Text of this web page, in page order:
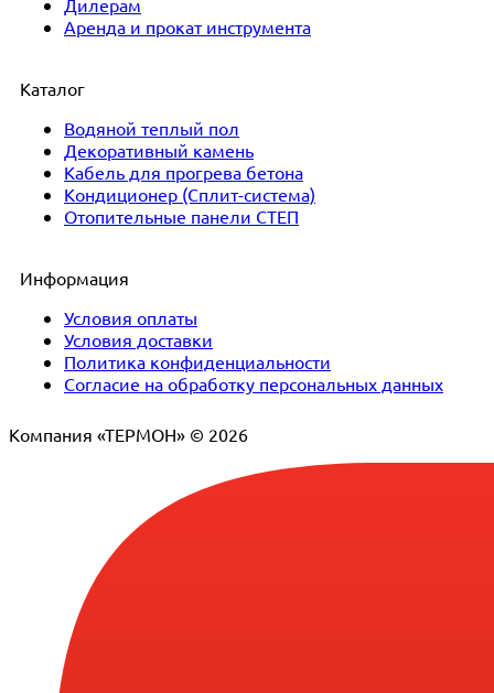
Дилерам
Аренда и прокат инструмента
Каталог
Водяной теплый пол
Декоративный камень
Кабель для прогрева бетона
Кондиционер (Сплит-система)
Отопительные панели СТЕП
Информация
Условия оплаты
Условия доставки
Политика конфиденциальности
Согласие на обработку персональных данных
Компания «ТЕРМОН» © 2026